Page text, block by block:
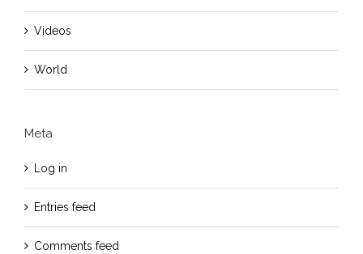
Videos
World
Meta
Log in
Entries feed
Comments feed